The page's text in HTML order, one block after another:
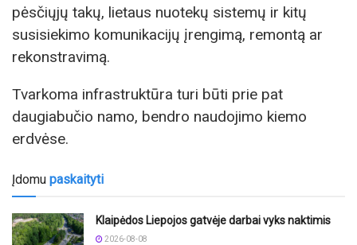
pėsčiųjų takų, lietaus nuotekų sistemų ir kitų
susisiekimo komunikacijų įrengimą, remontą ar
rekonstravimą.
Tvarkoma infrastruktūra turi būti prie pat
daugiabučio namo, bendro naudojimo kiemo
erdvėse.
Įdomu paskaityti
Klaipėdos Liepojos gatvėje darbai vyks naktimis
2026-08-08